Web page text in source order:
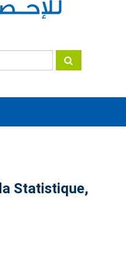
Statistique,